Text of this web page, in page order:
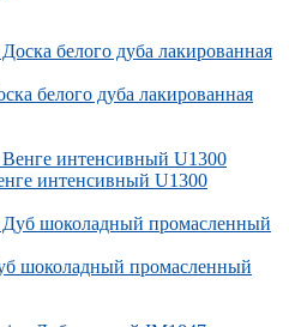
белого дуба лакированная
интенсивный U1300
шоколадный промасленный